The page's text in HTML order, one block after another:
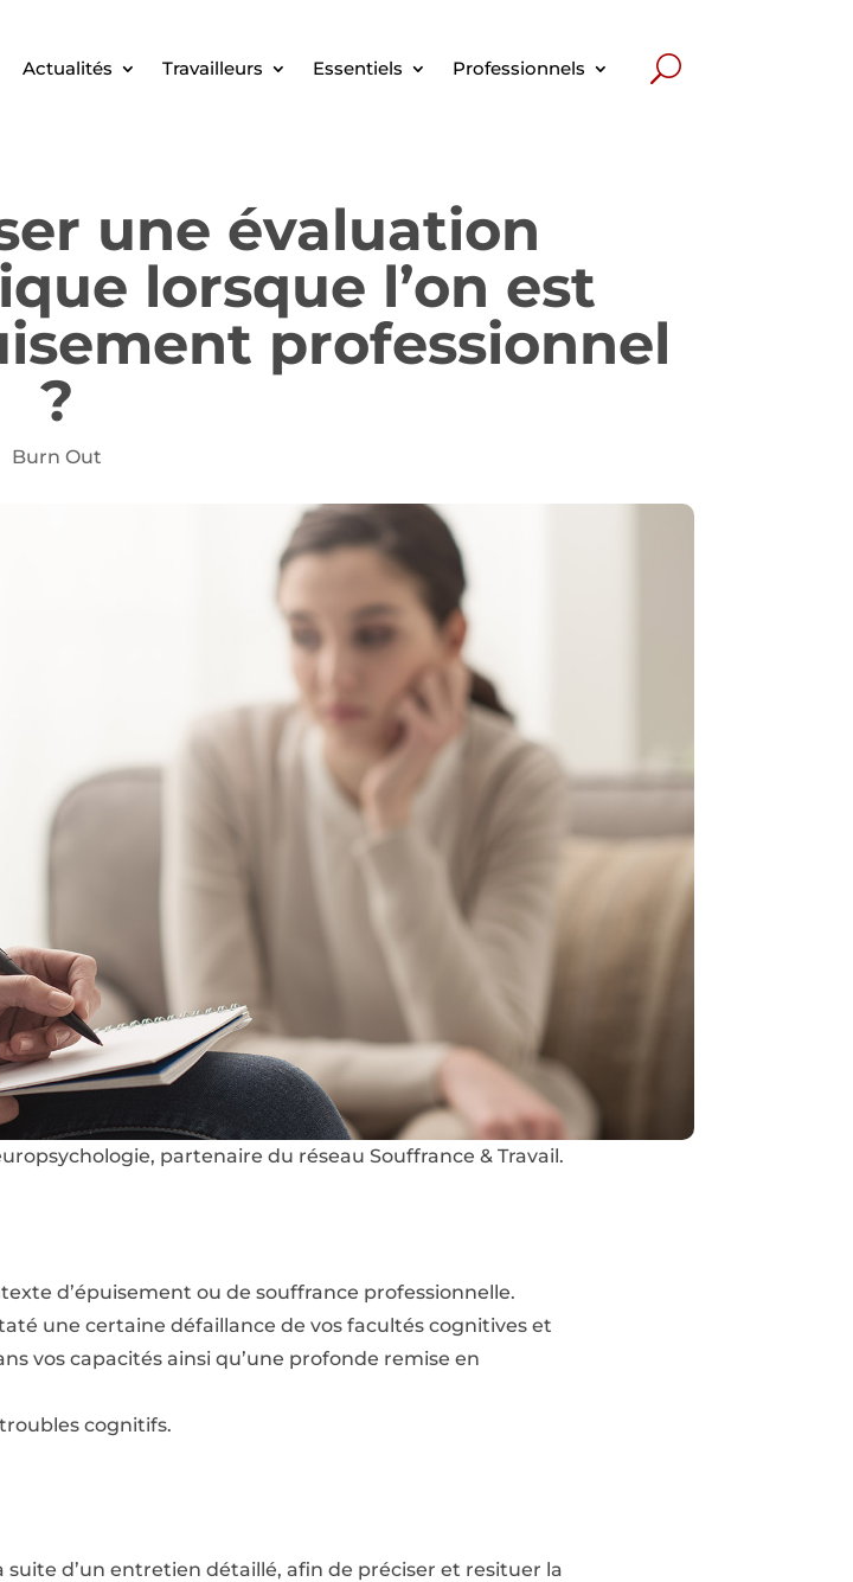
Actualités Travailleurs Essentiels Professionnels
une évaluation
lorsque l’on est
professionnel
?
Burn Out
partenaire du réseau Souffrance & Travail.
d’épuisement ou de souffrance professionnelle.
une certaine défaillance de vos facultés cognitives et
vos capacités ainsi qu’une profonde remise en
cognitifs.
d’un entretien détaillé, afin de préciser et resituer la